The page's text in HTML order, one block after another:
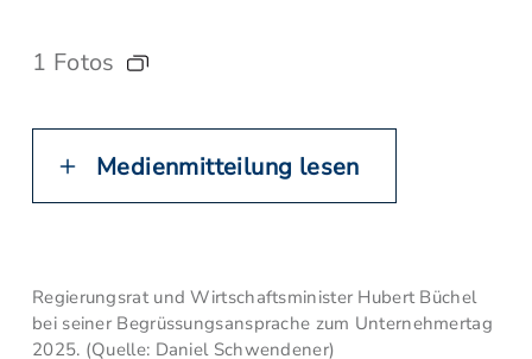
1 Fotos
Medienmitteilung lesen
Regierungsrat und Wirtschaftsminister Hubert Büchel
bei seiner Begrüssungsansprache zum Unternehmertag
2025. (Quelle: Daniel Schwendener)